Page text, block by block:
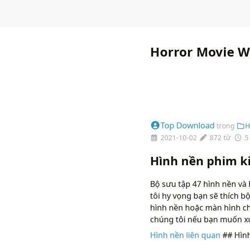
Horror Movie
Top Download trong
2021-10-02
872 từ
Hình nền phim
Bộ sưu tập 47 hình nền
tôi hy vọng bạn sẽ thích
hình nền hoặc màn hình
chúng tôi nếu bạn muốn
Hình nền liên quan ##